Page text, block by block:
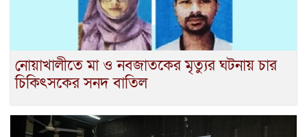
নোয়াখালীতে মা ও নবজাতকের মৃত্যুর ঘটনায় চার
চিকিৎসকের সনদ বাতিল